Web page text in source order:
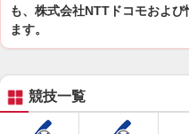
も、株式会社NTTドコモおよ
ます。
競技一覧